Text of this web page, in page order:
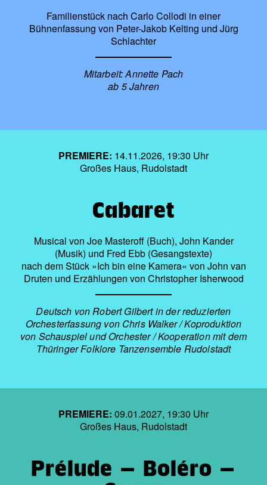
Familienstück nach Carlo Collodi in einer
Bühnenfassung von Peter-Jakob Kelting und Jürg
Schlachter
Mitarbeit: Annette Pach
ab 5 Jahren
PREMIERE: 14.11.2026, 19:30 Uhr
Großes Haus, Rudolstadt
Cabaret
Musical von Joe Masteroff (Buch), John Kander
(Musik) und Fred Ebb (Gesangstexte)
nach dem Stück »Ich bin eine Kamera« von John van
Druten und Erzählungen von Christopher Isherwood
Deutsch von Robert Gilbert in der reduzierten
Orchesterfassung von Chris Walker / Koproduktion
von Schauspiel und Orchester / Kooperation mit dem
Thüringer Folklore Tanzensemble Rudolstadt
PREMIERE: 09.01.2027, 19:30 Uhr
Großes Haus, Rudolstadt
Prélude – Boléro –